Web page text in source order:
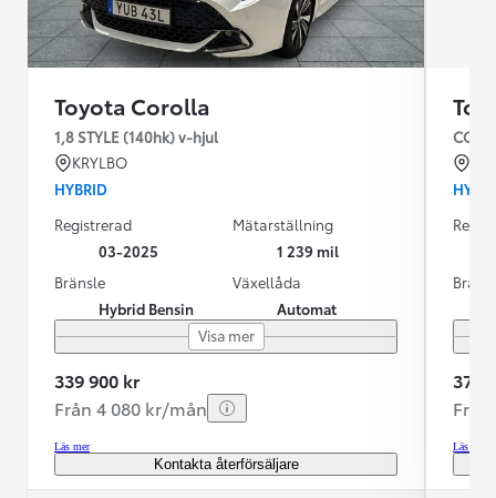
Toyota Corolla
1,8 STYLE (140hk) v-hjul
KRYLBO
HYBRID
Registrerad
03-2025
Mätarställning
1 239 mil
Bränsle
Hybrid Bensin
Växellåda
Automat
Visa mer
339 900 kr
Från 4 080 kr/mån
Läs mer
Kontakta återförsäljare
379
Läs mer